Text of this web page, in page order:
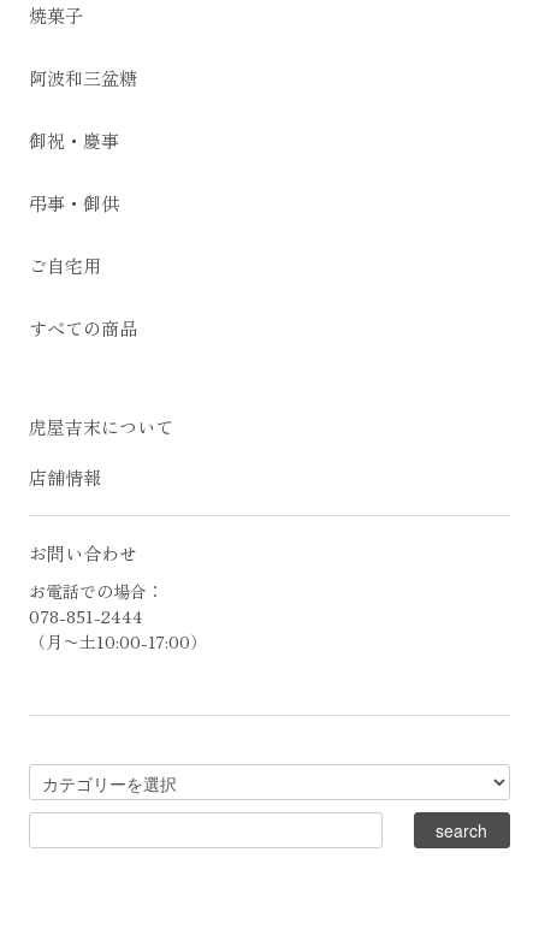
焼菓子
阿波和三盆糖
御祝・慶事
弔事・御供
ご自宅用
すべての商品
虎屋吉末について
店舗情報
お問い合わせ
お電話での場合：
078-851-2444
（月〜土10:00-17:00）